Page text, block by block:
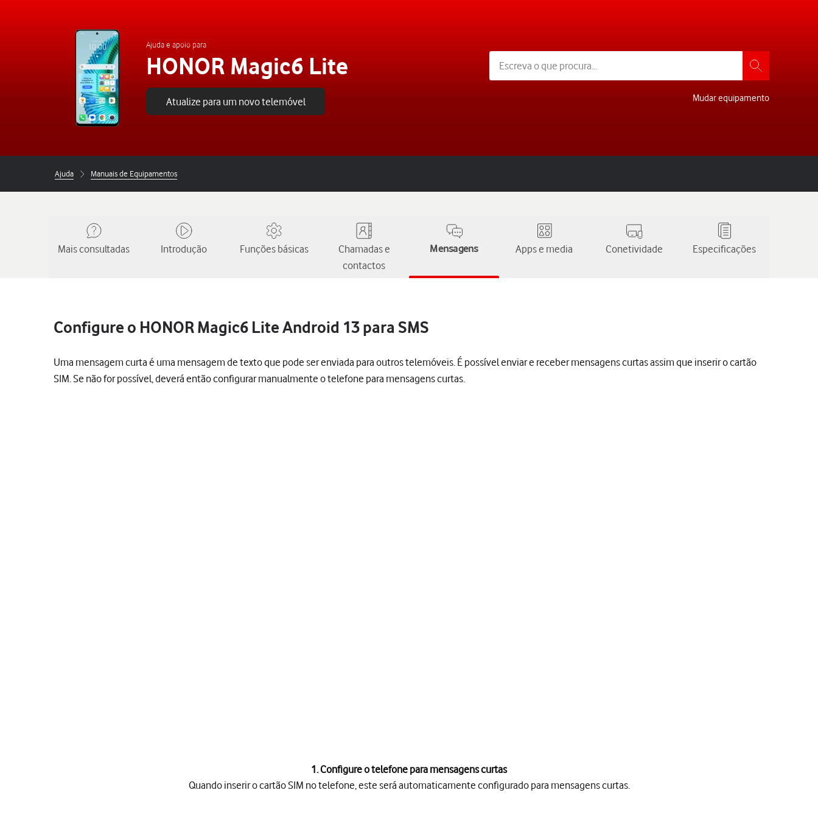
Ajuda e apoio para
HONOR Magic6 Lite
Atualize para um novo telemóvel Mudar equipamento
Ajuda Manuais de Equipamentos
Mais consultadas Introdução Funções básicas
Chamadas e
contactos
Mensagens Apps e media Conetividade Especificações
Configure o HONOR Magic6 Lite Android 13 para SMS
Uma mensagem curta é uma mensagem de texto que pode ser enviada para outros telemóveis. É possível enviar e receber mensagens curtas assim que inserir o cartão
SIM. Se não for possível, deverá então configurar manualmente o telefone para mensagens curtas.
1. Configure o telefone para mensagens curtas
Quando inserir o cartão SIM no telefone, este será automaticamente configurado para mensagens curtas.